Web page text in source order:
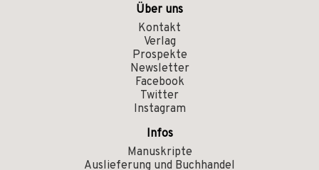
Über uns
Kontakt
Verlag
Prospekte
Newsletter
Facebook
Twitter
Instagram
Infos
Manuskripte
Auslieferung und Buchhandel